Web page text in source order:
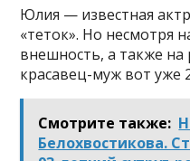
Юлия — известная
«теток». Но несмотря
внешность, а также на
красавец-муж вот уже
Смотрите также:
Белохвостиковa.